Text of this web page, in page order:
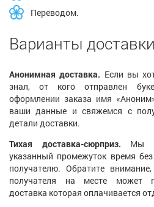
Переводом.
Варианты доставки
Анонимная доставка. Если вы
знал, от кого отправлен
оформлении заказа имя
ваши данные и свяжемся с
детали доставки.
Тихая доставка-сюрприз. Мы
указанный промежуток время
получателю. Обратите
получателя на месте может
доставка которая оплачивается